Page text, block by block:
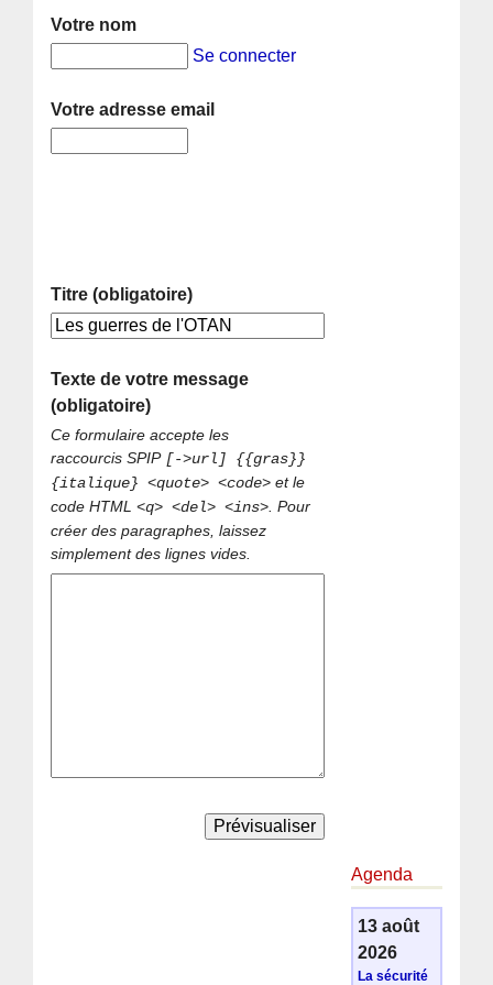
Votre nom
Se connecter
Votre adresse email
Titre (obligatoire)
Texte de votre message
(obligatoire)
Ce formulaire accepte les
raccourcis SPIP [->url] {{gras}}
{italique} <quote> <code> et le
code HTML<q> <del> <ins> . Pour
créer des paragraphes, laissez
simplement des lignes vides.
Agenda
13 août
2026
La sécurité